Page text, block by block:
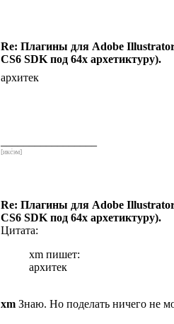
Re: Плагины для Adobe
CS6 SDK под 64x архетиктуру).
архитек
[икс́эм]
Re: Плагины для Adobe
CS6 SDK под 64x архетиктуру).
Цитата:
xm пишет:
архитек
xm Знаю. Но поделать ничего не